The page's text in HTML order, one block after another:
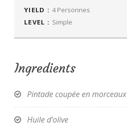
YIELD : 4 Personnes
LEVEL : Simple
Ingredients
Pintade coupée en morceaux
Huile d’olive